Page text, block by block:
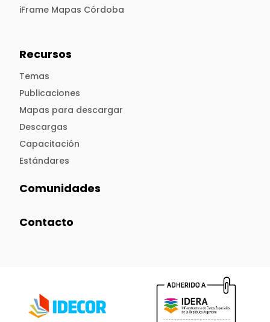
iFrame Mapas Córdoba
Recursos
Temas
Publicaciones
Mapas para descargar
Descargas
Capacitación
Estándares
Comunidades
Contacto